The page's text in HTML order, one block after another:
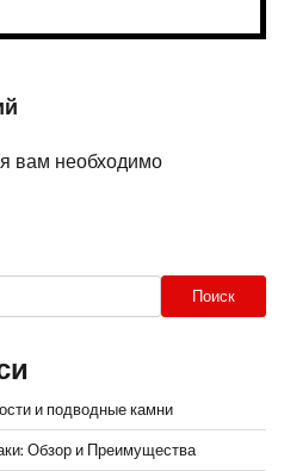
вам необходимо
Поиск
и подводные камни
Обзор и Преимущества